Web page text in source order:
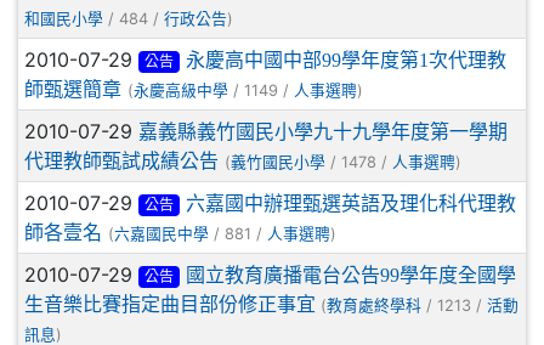
和國民小學 / 484 / 行政公告)
2010-07-29 公告
永慶高中國中部99學年度第1次代理教
師甄選簡章 (永慶高級中學 / 1149 / 人事選聘)
2010-07-29 嘉義縣義竹國民小學九十九學年度第一學期
代理教師甄試成績公告 (義竹國民小學 / 1478 / 人事選聘)
2010-07-29 公告
六嘉國中辦理甄選英語及理化科代理教
師各壹名 (六嘉國民中學 / 881 / 人事選聘)
2010-07-29 公告
國立教育廣播電台公告99學年度全國學
生音樂比賽指定曲目部份修正事宜 (教育處終學科 / 1213 / 活動
訊息 )